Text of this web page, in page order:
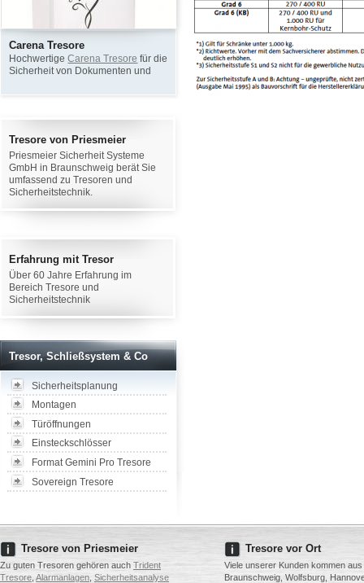
Carena Tresore
HochwertigeCarena Tresore für die
Sicherheit von Dokumenten und
Alarmanlagen
Alarmsystememit
Kameraüberwachung für sichere
Büros und Wohnungen
Tresore von Priesmeier
Priesmeier Sicherheit Systeme
GmbH in Braunschweig berät Sie
umfassend zu Tresoren und
Sicherheitstechnik.
Erfahrung mit Tresor
Über 60 Jahre Erfahrung im
Bereich Tresore und
Sicherheitstechnik
Tresor, Schließsystem & Co
Sicherheitsplanung
Montagen
Türöffnungen
Einsteckschlösser
Format Gemini Pro Tresore
Sovereign Tresore
Tresore von Priesmeier
Zu guten Tresoren gehören auch Trident
Tresore Alarmanlagen Sicherheitsanalyse
Tresore vor Ort
Viele unserer Kunden kommen aus
Braunschweig, Wolfsburg,